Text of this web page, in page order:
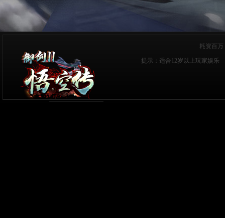
耗资百万
提示：适合12岁以上玩家娱乐